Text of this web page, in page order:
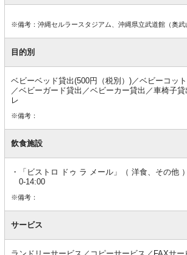
※備考：沖縄セルラースタジアム、沖縄県立武道館（奥武
目的別
ベビーベッド貸出(500円（税別）)／ベビーコッ
／ベビーガード貸出／ベビーカー貸出／車椅子
レ
※備考：
飲食施設
「ビストロ ドゥ ラ メール」（ 洋食、その他
0-14:00
※備考：
サービス